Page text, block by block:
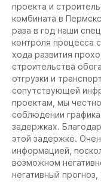
проекта и
комбината в
раза в год наши
контроля процесса
хода развития
строительства
отгрузки и
сопутствующей
проектам, мы
соблюдении
задержках.
этой задержке.
информацией,
возможном
негативный